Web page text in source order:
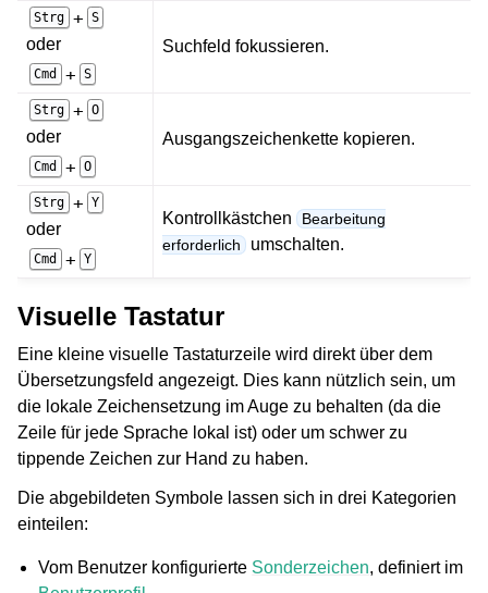
Strg + S
oder
Cmd + S
Suchfeld fokussieren.
Strg + O
oder
Cmd + O
Ausgangszeichenkette kopieren.
Strg + Y
oder
Cmd + Y
Kontrollkästchen
Bearbeitung
erforderlich
umschalten.
Visuelle Tastatur
Eine kleine visuelle Tastaturzeile wird direkt über dem
Übersetzungsfeld angezeigt. Dies kann nützlich sein, um
die lokale Zeichensetzung im Auge zu behalten (da die
Zeile für jede Sprache lokal ist) oder um schwer zu
tippende Zeichen zur Hand zu haben.
Die abgebildeten Symbole lassen sich in drei Kategorien
einteilen:
Vom Benutzer konfigurierte Sonderzeichen, definiert im